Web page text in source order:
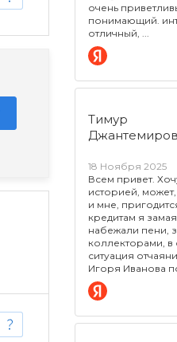
очень
понимающий.
отличный,
Тимур
18 Ноября 2025
Всем привет.
историей,
и мне,
кредитам я
набежали пени,
коллекторами, в
ситуация
Игоря Иванова